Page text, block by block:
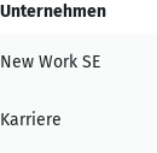
Unternehmen
New Work SE
Karriere